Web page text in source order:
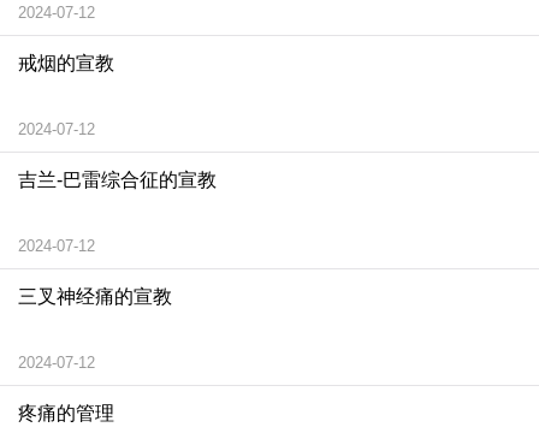
2024-07-12
戒烟的宣教
2024-07-12
吉兰-巴雷综合征的宣教
2024-07-12
三叉神经痛的宣教
2024-07-12
疼痛的管理